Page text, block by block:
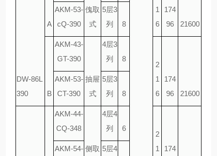
DW-86L
390
A
傀取
式
1
6
174
96
21600
AKM-53-
cQ-390
5层3
列
8
B
AKM-43-
GT-390
抽屉
式
4层3
列
8
2
1
6
174
96
21600
AKM-53-
CT-390
5层3
列
8
AKM-44-
CQ-348
侧取
4层4
列
6
2
1
174
AKM-54-
5层4